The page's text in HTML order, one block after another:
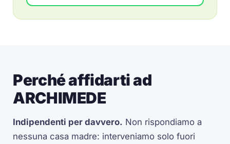
Perché affidarti ad
ARCHIMEDE
Indipendenti per davvero. Non rispondiamo a
nessuna casa madre: interveniamo solo fuori